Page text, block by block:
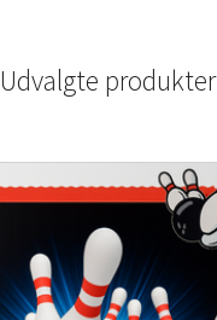
Udvalgte produkter